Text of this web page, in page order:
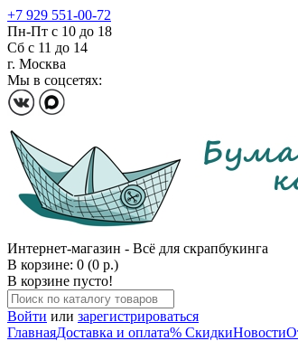
+7 929 551-00-72
Пн-Пт с 10 до 18
Сб с 11 до 14
г. Москва
Мы в соцсетях:
Интернет-магазин - Всё для скрапбукинга
В корзине: 0 (0 р.)
В корзине пусто!
Войти или зарегистрироваться
ГлавнаяДоставка и оплата% СкидкиНовости